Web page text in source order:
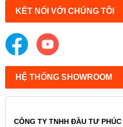
KẾT NỐI VỚI CHÚNG TÔI
HỆ THỐNG SHOWROOM
CÔNG TY TNHH ĐẦU TƯ PHÚC